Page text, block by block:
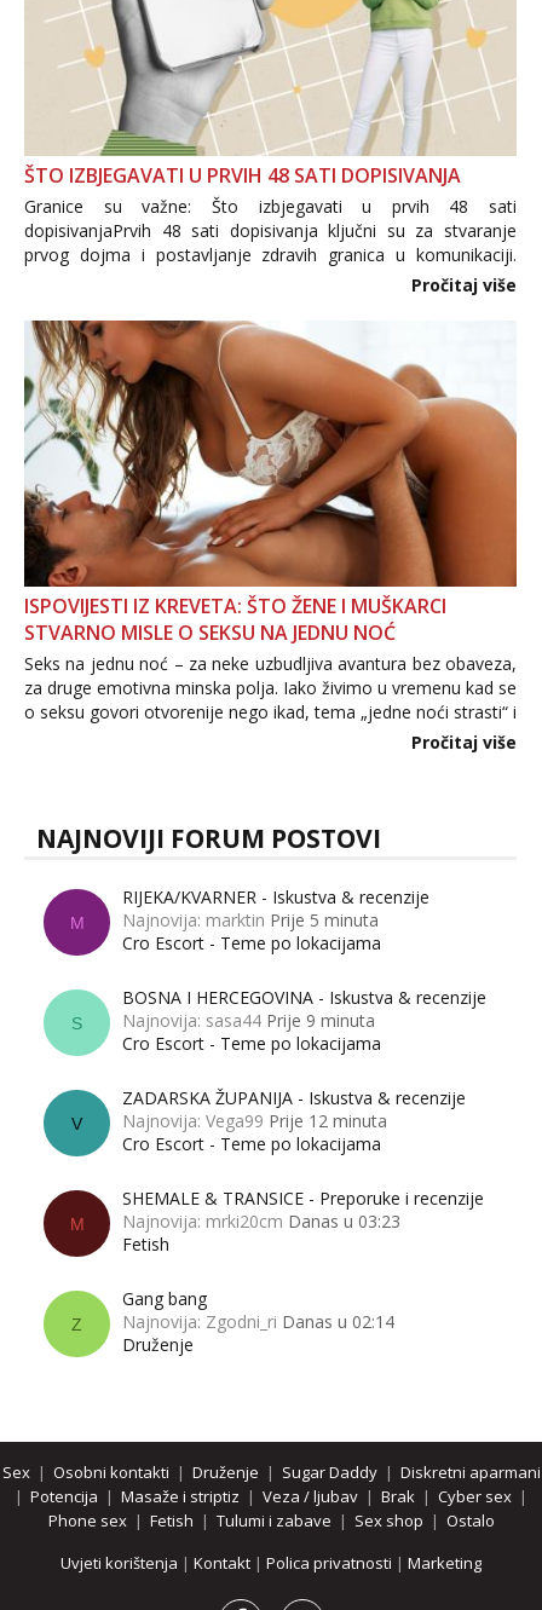
ŠTO IZBJEGAVATI U PRVIH 48 SATI DOPISIVANJA
Granice su važne: Što izbjegavati u prvih 48 sati
dopisivanjaPrvih 48 sati dopisivanja ključni su za stvaranje
prvog dojma i postavljanje zdravih granica u komunikaciji.
Važno je izbjeći prebrzo otkrivanje osobnih ili intimnih
informacija, jer nepoznata osoba još nije zaslužila to
povjerenje. Takođe...
Pročitaj više
ISPOVIJESTI IZ KREVETA: ŠTO ŽENE I MUŠKARCI
STVARNO MISLE O SEKSU NA JEDNU NOĆ
Seks na jednu noć – za neke uzbudljiva avantura bez obaveza,
za druge emotivna minska polja. Iako živimo u vremenu kad se
o seksu govori otvorenije nego ikad, tema „jedne noći strasti“ i
dalje izaziva burne rasprave. Što zapravo misle žene, a što
Pročitaj više
NAJNOVIJI FORUM POSTOVI
M
RIJEKA/KVARNER - Iskustva & recenzije
Najnovija: marktin Prije 5 minuta
Cro Escort - Teme po lokacijama
S
BOSNA I HERCEGOVINA - Iskustva & recenzije
Najnovija: sasa44 Prije 9 minuta
Cro Escort - Teme po lokacijama
V
ZADARSKA ŽUPANIJA - Iskustva & recenzije
Najnovija: Vega99 Prije 12 minuta
Cro Escort - Teme po lokacijama
M
SHEMALE & TRANSICE - Preporuke i recenzije
Najnovija: mrki20cm Danas u 03:23
Fetish
Z
Gang bang
Najnovija: Zgodni_ri Danas u 02:14
Druženje
Sex| Osobni kontakti | Druženje | Sugar Daddy| Diskretni aparmani
| Potencija | Masaže i striptiz | Veza / ljubav | Brak | Cyber sex |
Phone sex| Fetish | Tulumi i zabave | Sex shop | Ostalo
Uvjeti korištenja | Kontakt | Polica privatnosti | Marketing